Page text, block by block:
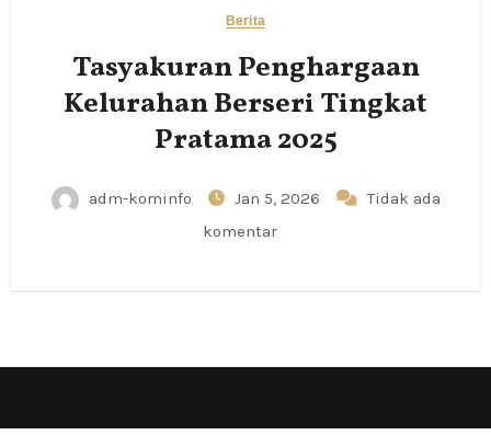
Berita
Tasyakuran Penghargaan
Kelurahan Berseri Tingkat
Pratama 2025
adm-kominfo Jan 5, 2026
Tidak ada
komentar